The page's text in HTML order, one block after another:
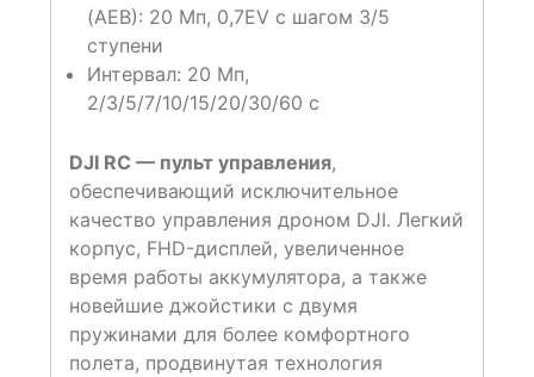
(AEB): 20 Мп, 0,7EV с шагом 3/5
ступени
Интервал: 20 Мп,
2/3/5/7/10/15/20/30/60 с
DJI RC — пульт управления,
обеспечивающий исключительное
качество управления дроном DJI. Легкий
корпус, FHD-дисплей, увеличенное
время работы аккумулятора, а также
новейшие джойстики с двумя
пружинами для более комфортного
полета, продвинутая технология